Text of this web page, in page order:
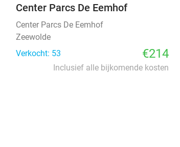
Center Parcs De Eemhof
Center Parcs De Eemhof
Zeewolde
Verkocht: 53
€214
Inclusief alle bijkomende kosten